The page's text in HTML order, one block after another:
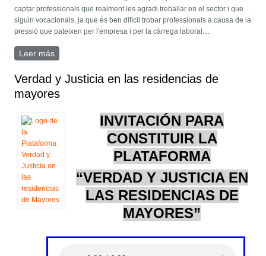
captar professionals que realment les agradi treballar en el sector i que
siguin vocacionals, ja que és ben difícil trobar professionals a causa de la
pressió que pateixen per l'empresa i per la càrrega laboral....
Leer más
Verdad y Justicia en las residencias de
mayores
INVITACIÓN PARA
CONSTITUIR LA
PLATAFORMA
“VERDAD Y JUSTICIA EN
LAS RESIDENCIAS DE
MAYORES”